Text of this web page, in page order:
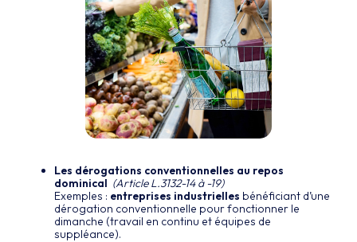
Les dérogations conventionnelles au repos
dominical (Article L.3132-14 à -19)
Exemples : entreprises industrielles bénéficiant d’une
dérogation conventionnelle pour fonctionner le
dimanche (travail en continu et équipes de
suppléance).